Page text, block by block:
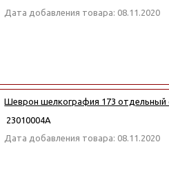
Дата добавления товара: 08.11.2020
Шеврон шелкография 173
23010004А
Дата добавления товара: 08.11.2020